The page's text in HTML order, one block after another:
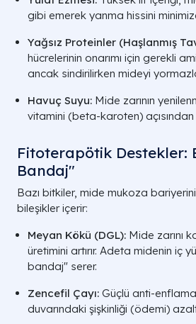
gibi emerek yanma hissini
Yağsız Proteinler (Haşlanmış
hücrelerinin onarımı için gerekli
ancak sindirilirken mideyi
Havuç Suyu: Mide zarının
vitamini (beta-karoten) açısından
Fitoterapötik Destekler:
Bandaj"
Bazı bitkiler, mide mukoza
bileşikler içerir:
Meyan Kökü (DGL): Mide zarını
üretimini artırır. Adeta midenin iç
bandaj" serer.
Zencefil Çayı: Güçlü anti-
duvarındaki şişkinliği (ödemi)